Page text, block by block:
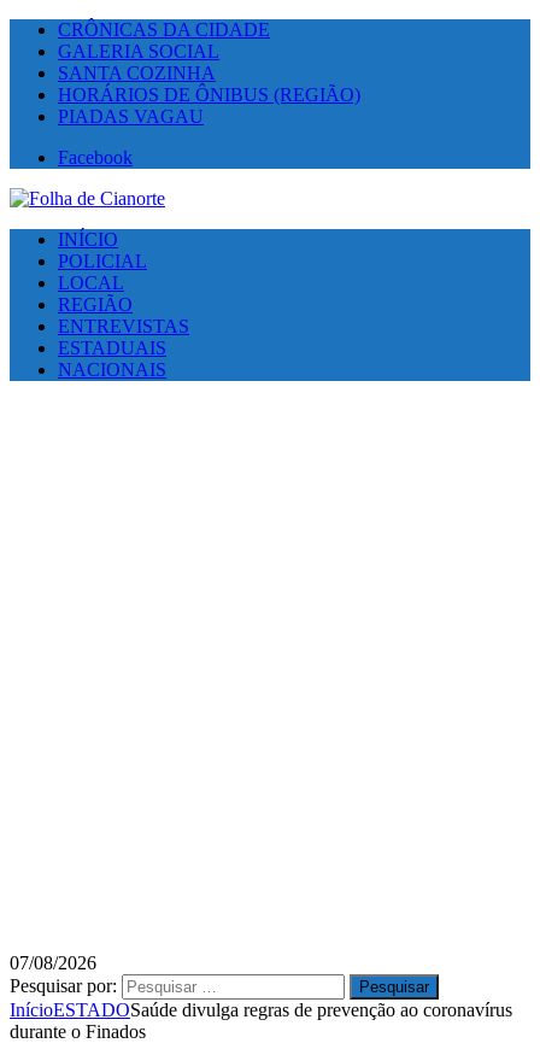
CRÔNICAS DA CIDADE
GALERIA SOCIAL
SANTA COZINHA
HORÁRIOS DE ÔNIBUS (REGIÃO)
PIADAS VAGAU
Facebook
INÍCIO
POLICIAL
LOCAL
REGIÃO
ENTREVISTAS
ESTADUAIS
NACIONAIS
07/08/2026
Pesquisar por:
InícioESTADOSaúde divulga regras de prevenção ao coronavírus
durante o Finados